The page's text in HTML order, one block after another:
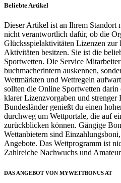
Beliebte Artikel
Dieser Artikel ist an Ihrem Standort
nicht verantwortlich dafür, ob die
Glücksspielaktivitäten Lizenzen zur
Aktivitäten besitzen. Sie ist die
Sportwetten. Die Service
buchmacherintern auskennen,
Wettmärkten und Wettregeln
sollten die Online Sportwetten
klarer Lizenzvorgaben und
Bundesländer genießt du einen
durchweg um Wettportale, die auf
zurückblicken können. Gängige
Wettanbietern sind
Angebote. Das Wettprogramm ist
Zahlreiche Nachwuchs und
DAS ANGEBOT VON MYWETTBONUS AT